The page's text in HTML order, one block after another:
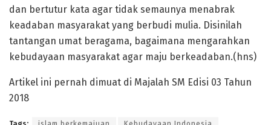
dan bertutur kata agar tidak semaunya menabrak
keadaban masyarakat yang berbudi mulia. Disinilah
tantangan umat beragama, bagaimana mengarahkan
kebudayaan masyarakat agar maju berkeadaban.(hns)
Artikel ini pernah dimuat di Majalah SM Edisi 03 Tahun
2018